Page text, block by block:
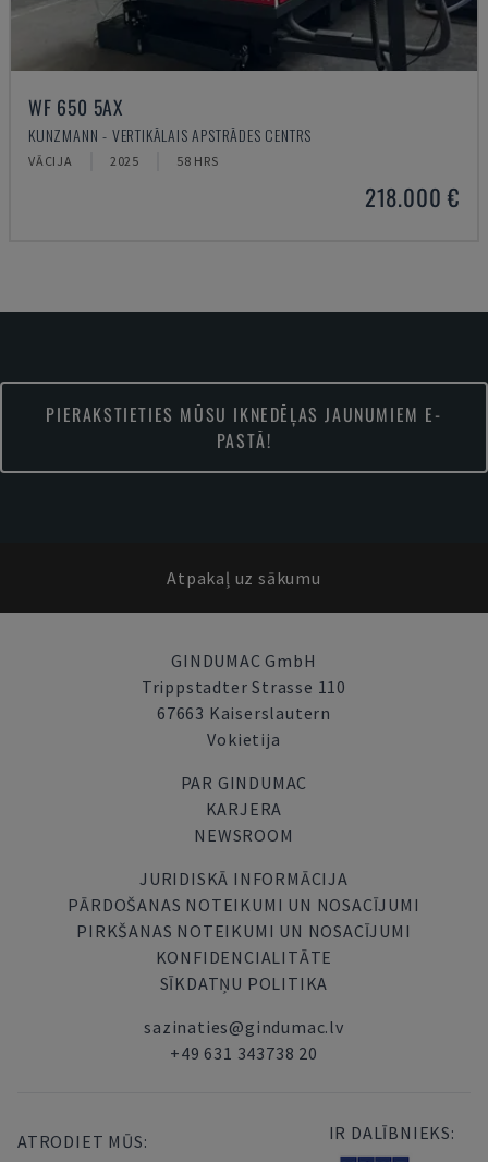
WF 650 5AX
KUNZMANN - VERTIKĀLAIS APSTRĀDES CENTRS
VĀCIJA 2025 58 HRS
218.000 €
PIERAKSTIETIES MŪSU IKNEDĒĻAS JAUNUMIEM E-
PASTĀ!
Atpakaļ uz sākumu
GINDUMAC GmbH
Trippstadter Strasse 110
67663 Kaiserslautern
Vokietija
PAR GINDUMAC
KARJERA
NEWSROOM
JURIDISKĀ INFORMĀCIJA
PĀRDOŠANAS NOTEIKUMI UN NOSACĪJUMI
PIRKŠANAS NOTEIKUMI UN NOSACĪJUMI
KONFIDENCIALITĀTE
SĪKDATŅU POLITIKA
sazinaties@gindumac.lv
+49 631 343738 20
ATRODIET MŪS: IR DALĪBNIEKS: